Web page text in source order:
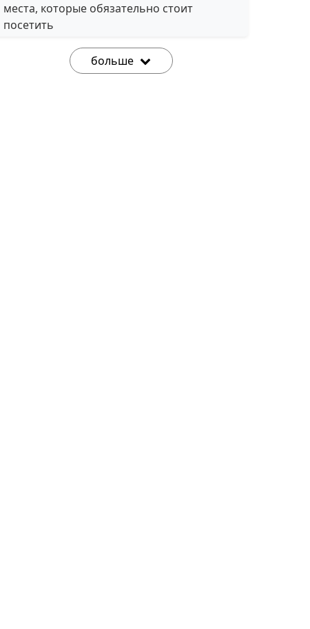
места, которые обязательно стоит
посетить
больше